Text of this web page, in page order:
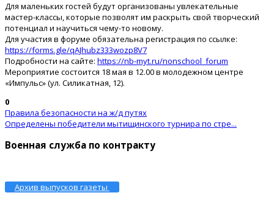
Для маленьких гостей будут организованы увлекательные
мастер-классы, которые позволят им раскрыть свой творческий
потенциал и научиться чему-то новому.
Для участия в форуме обязательна регистрация по ссылке:
https://forms.gle/qAJhubz333wozp8V7
Подробности на сайте: https://nb-myt.ru/nonschool_forum
Мероприятие состоится 18 мая в 12.00 в молодежном центре
«Импульс» (ул. Силикатная, 12).
0
Правила безопасности на ж/д путях
Определены победители мытищинского турнира по стре...
Военная служба по контракту
Архив выпусков газеты